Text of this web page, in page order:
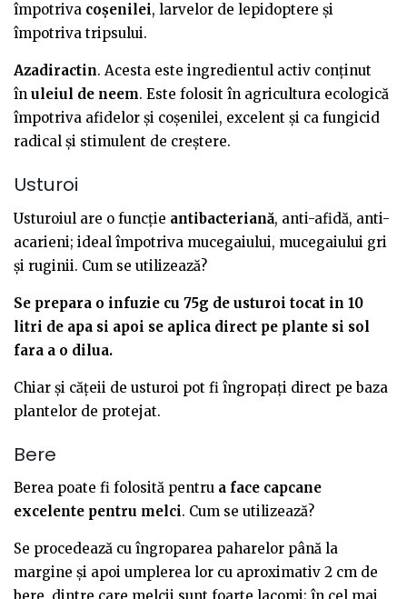
împotriva coșenilei, larvelor de lepidoptere și
împotriva tripsului.
Azadiractin. Acesta este ingredientul activ conținut
în uleiul de neem. Este folosit în agricultura ecologică
împotriva afidelor și coșenilei, excelent și ca fungicid
radical și stimulent de creștere.
Usturoi
Usturoiul are o funcție antibacteriană, anti-afidă, anti-
acarieni; ideal împotriva mucegaiului, mucegaiului gri
și ruginii. Cum se utilizează?
Se prepara o infuzie cu 75g de usturoi tocat in 10
litri de apa si apoi se aplica direct pe plante si sol
fara a o dilua.
Chiar și cățeii de usturoi pot fi îngropați direct pe baza
plantelor de protejat.
Bere
Berea poate fi folosită pentru a face capcane
excelente pentru melci. Cum se utilizează?
Se procedează cu îngroparea paharelor până la
margine și apoi umplerea lor cu aproximativ 2 cm de